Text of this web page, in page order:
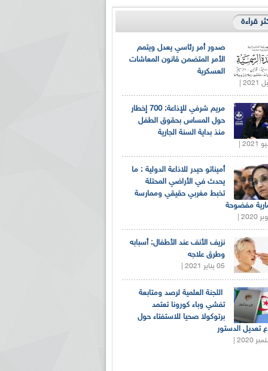
قراءة
صدور أمر رئاسي يعدل ويتمم
الأمر المتضمن قانون المعاشات
العسكرية
مريم شرفي للإذاعة: 700 إخطار
حول المساس بحقوق الطفل
منذ بداية السنة الجارية
أميناتو حيدر للاذاعة الدولية : ما
يحدث في الأراضي المحتلة
تخبط مغربي حقيقي وممارسة
مفضوحة
نزيف الأنف عند الأطفال: أسبابه
وطرق علاجه
05 يناير 2021 |
اللجنة العلمية لرصد ومتابعة
تفشي وباء كورونا تعتمد
برتوكولا صحيا للاستفتاء حول
تعديل الدستور